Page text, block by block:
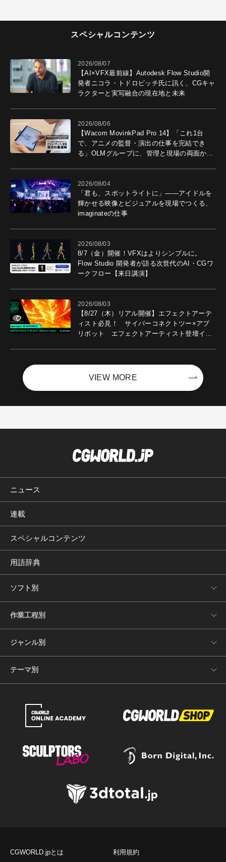
スペシャルコンテンツ
2026/08/07
【AI×VFX最前線】Autodesk Flow Studio開
発者ニコラ・トドロビッチ氏に訊く、CGキャ
ラクターと実写融合の現在地と未来
2026/08/06
【Wacom MovinkPad Pro 14】「これ1台
で、アニメの監督・演出の仕事を完結でき
る」OLMグループに、管理と現場の両面から
2026/08/04
「君も、スポットライトに」――アイドルを
輝かせる映像とビジュアルを現場でつくる、
imaginateの仕事
2026/08/03
8/7（金）開催！VFXはよりシンプルに。
Flow Studio 開発者が語る次世代のAI・CGワ
ークフロー【来日講演】
2026/08/03
【8/27（木）リアル開催】エフェクトアーテ
ィスト必見！ サイバーコネクトツー×アプ
リボット エフェクトアーティスト登壇イベ
VIEW MORE
ニュース
連載
スペシャルコンテンツ
用語辞典
ソフト別
作業工程別
ジャンル別
テーマ別
CGWORLD.jpとは 利用規約